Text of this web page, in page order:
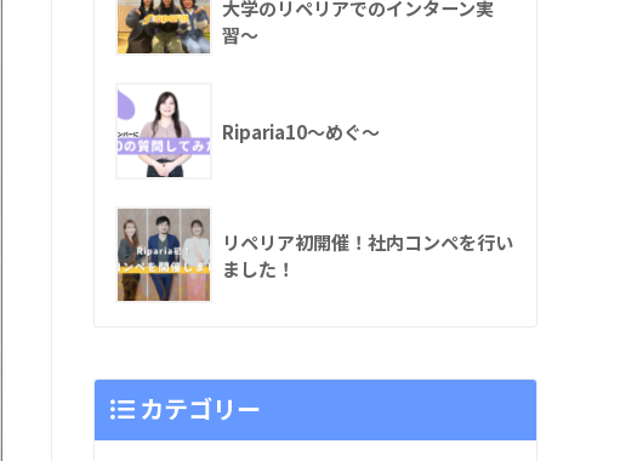
大学のリペリアでのインターン実
習〜
Riparia10〜めぐ〜
リペリア初開催！社内コンペを行い
ました！
カテゴリー